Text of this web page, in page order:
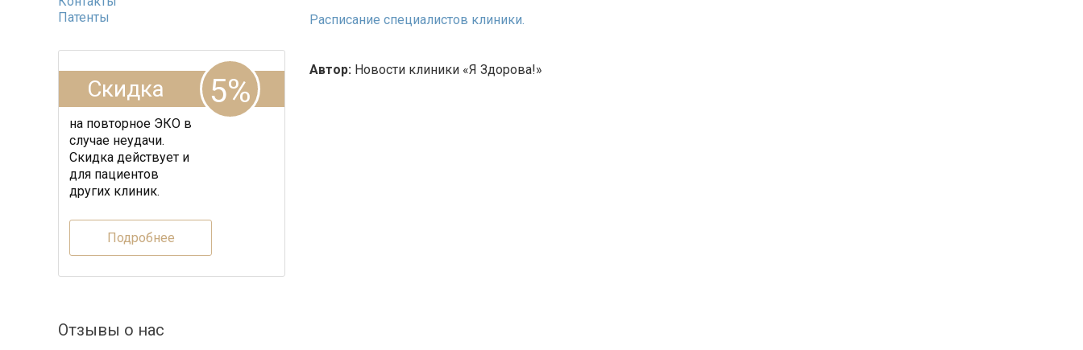
Патенты
Скидка 5%
на повторное ЭКО в
случае неудачи.
Скидка действует и
для пациентов
других клиник.
Подробнее
Отзывы о нас
Расписание специалистов клиники.
Автор: Новости клиники «Я Здорова!»